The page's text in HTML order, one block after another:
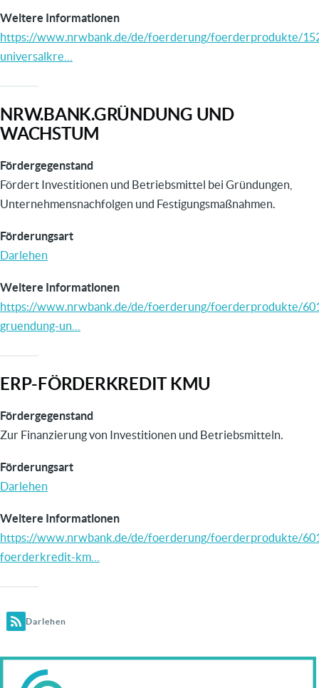
Weitere Informationen
https://www.nrwbank.de/de/foerderung/foerderprodukte/
universalkre…
NRW.BANK.GRÜNDUNG UND
WACHSTUM
Fördergegenstand
Fördert Investitionen und Betriebsmittel bei Gründungen,
Unternehmensnachfolgen und Festigungsmaßnahmen.
Förderungsart
Darlehen
Weitere Informationen
https://www.nrwbank.de/de/foerderung/foerderprodukte/
gruendung-un…
ERP-FÖRDERKREDIT KMU
Fördergegenstand
Zur Finanzierung von Investitionen und Betriebsmitteln.
Förderungsart
Darlehen
Weitere Informationen
https://www.nrwbank.de/de/foerderung/foerderprodukte/
foerderkredit-km…
Darlehen